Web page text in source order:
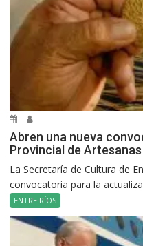
Abren una nueva
Provincial de
La Secretaría de Cultura de
convocatoria para la
ENTRE RÍOS